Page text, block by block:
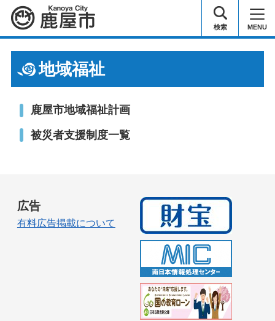
鹿屋市 検索 MENU
地域福祉
鹿屋市地域福祉計画
被災者支援制度一覧
広告
有料広告掲載について